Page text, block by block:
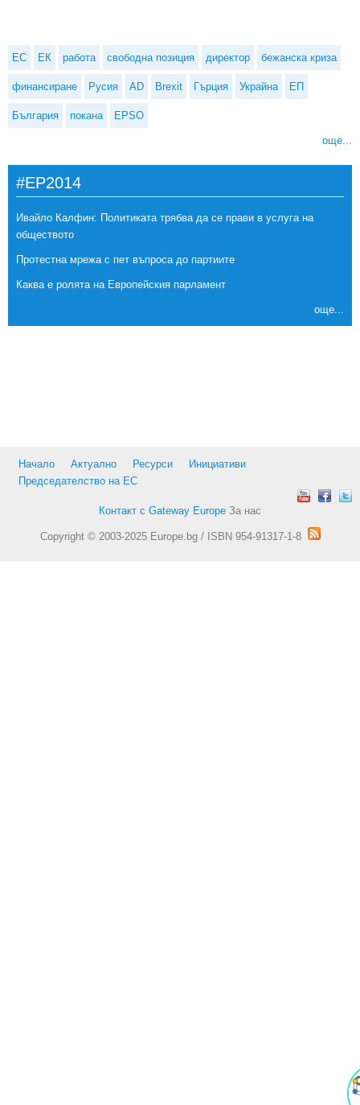
ЕС ЕК работа свободна позиция директор бежанска криза
финансиране Русия AD Brexit Гърция Украйна ЕП
България покана EPSO
още...
#EP2014
Ивайло Калфин: Политиката трябва да се прави в услуга на
обществото
Протестна мрежа с пет въпроса до партиите
Каква е ролята на Европейския парламент
още...
Начало Актуално Ресурси
Инициативи
Председателство на ЕС
Контакт с Gateway Europe За нас
Copyright © 2003-2025 Europe.bg / ISBN 954-91317-1-8